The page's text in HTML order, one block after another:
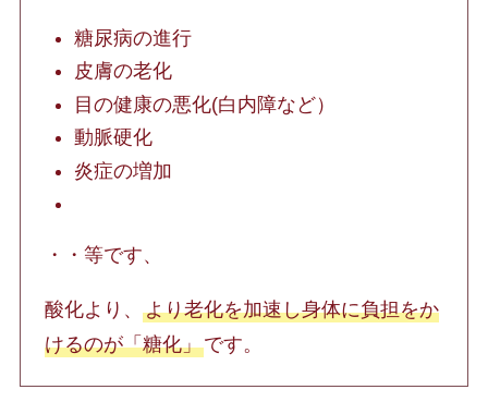
糖尿病の進行
皮膚の老化
目の健康の悪化(白内障など）
動脈硬化
炎症の増加
・・等です、
酸化より、より老化を加速し身体に負担をか
けるのが「糖化」です。